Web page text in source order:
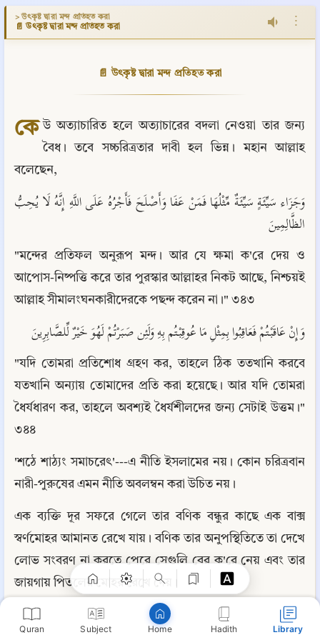
Quran Subject Home Hadith Library
> উৎকৃষ্ট দ্বারা মন্দ প্রতিহত করা
📄 উৎকৃষ্ট দ্বারা মন্দ প্রতিহত করা ⋮
📄 উৎকৃষ্ট দ্বারা মন্দ প্রতিহত করা
কে উ অত্যাচারিত হলে অত্যাচারের বদলা নেওয়া তার জন্য
বৈধ। তবে সচ্চরিত্রতার দাবী হল ভিন্ন। মহান আল্লাহ
বলেছেন,
الظَّالِمِينَ
"মন্দের প্রতিফল অনুরূপ মন্দ। আর যে ক্ষমা ক'রে দেয় ও
আপোস-নিষ্পত্তি করে তার পুরস্কার আল্লাহর নিকট আছে, নিশ্চয়ই
আল্লাহ সীমালংঘনকারীদেরকে পছন্দ করেন না।" ৩৪৩
وَإِنْ عَاقَبْتُمْ فَعَاقِبُوا بِمِثْلِ مَا عُوقِبْتُم بِهِ وَلَئِن صَبَرْتُمْ لَهُوَ خَيْرٌ لِّلصَّابِرِينَ
"যদি তোমরা প্রতিশোধ গ্রহণ কর, তাহলে ঠিক ততখানি করবে
যতখানি অন্যায় তোমাদের প্রতি করা হয়েছে। আর যদি তোমরা
ধৈর্যধারণ কর, তাহলে অবশ্যই ধৈর্যশীলদের জন্য সেটাই উত্তম।"
৩৪৪
'শঠে শাঠ্যং সমাচরেৎ'---এ নীতি ইসলামের নয়। কোন চরিত্রবান
নারী-পুরুষের এমন নীতি অবলম্বন করা উচিত নয়।
এক ব্যক্তি দূর সফরে গেলে তার বণিক বন্ধুর কাছে এক বাক্স
স্বর্ণমোহর আমানত রেখে যায়। বণিক তার অনুপস্থিতিতে তা দেখে
লোভ সংবরণ না করতে পেরে সেগুলি বের ক'রে নেয় এবং তার
জায়গায় পিতলের মোহর রেখে দেয়।
বন্ধু এসে বাক্স ফেরৎ নিয়ে দেখল, তার আসল মোহর নেই।
বণিককে বললেও সে অস্বীকার করল এবং বলল, 'তুমি যেভাবে যা